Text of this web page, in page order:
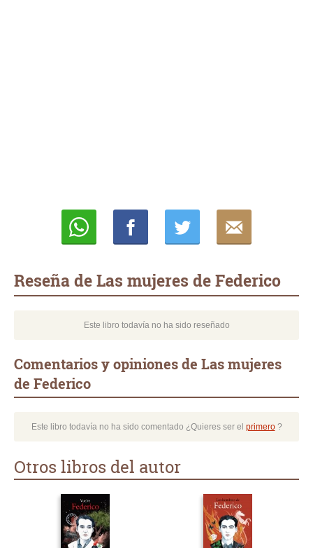
Reseña de Las mujeres de Federico
Este libro todavía no ha sido reseñado
Comentarios y opiniones de Las mujeres
de Federico
Este libro todavía no ha sido comentado ¿Quieres ser el primero?
Otros libros del autor